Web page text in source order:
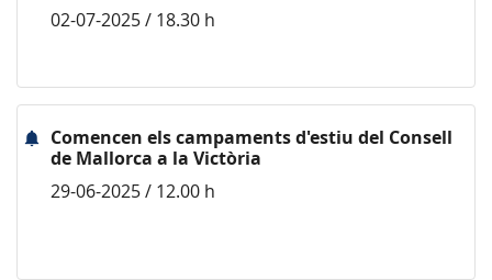
02-07-2025 / 18.30 h
Comencen els campaments d'estiu del Consell
de Mallorca a la Victòria
29-06-2025 / 12.00 h